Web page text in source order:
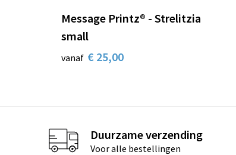
Message Printz® - Strelitzia
small
vanaf € 25,00
Duurzame verzending
Voor alle bestellingen